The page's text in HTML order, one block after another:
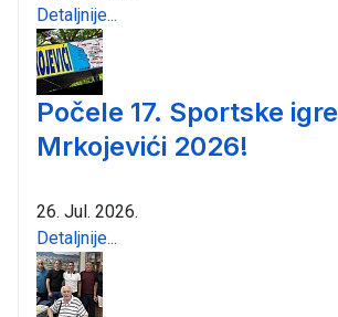
Detaljnije...
Počele 17. Sportske igre
Mrkojevići 2026!
26. Jul. 2026.
Detaljnije...